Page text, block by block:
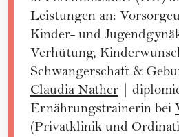
Leistungen an:
Kinder- und
Verhütung,
Schwangerschaft &
Claudia Nather |
Ernährungstrainerin bei
(Privatklinik und